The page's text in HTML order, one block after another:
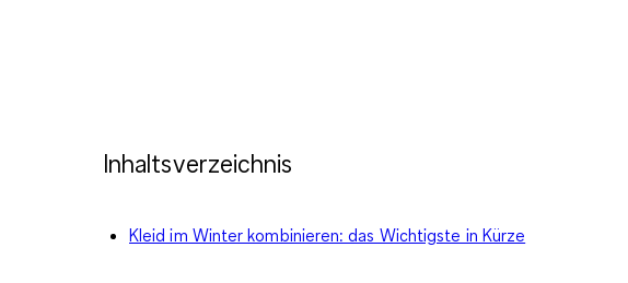
Inhaltsverzeichnis
Kleid im Winter kombinieren: das Wichtigste in Kürze